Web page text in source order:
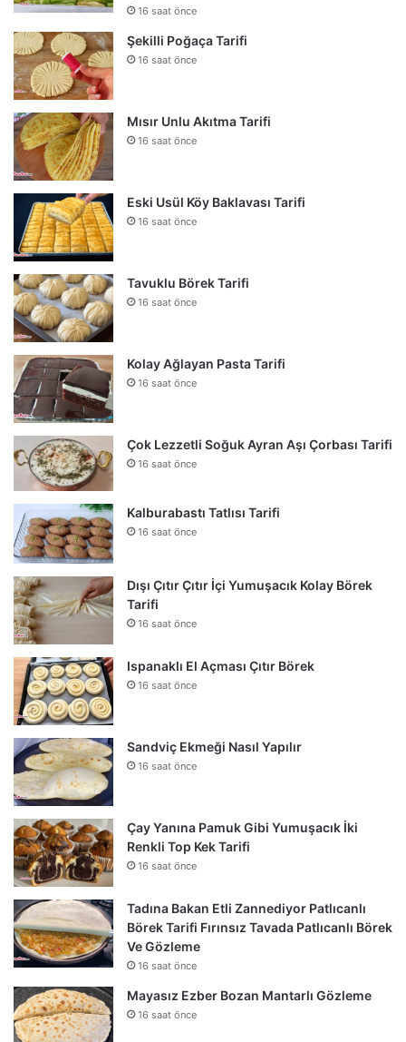
16 saat önce
Şekilli Poğaça Tarifi
16 saat önce
Mısır Unlu Akıtma Tarifi
16 saat önce
Eski Usül Köy Baklavası Tarifi
16 saat önce
Tavuklu Börek Tarifi
16 saat önce
Kolay Ağlayan Pasta Tarifi
16 saat önce
Çok Lezzetli Soğuk Ayran Aşı Çorbası Tarifi
16 saat önce
Kalburabastı Tatlısı Tarifi
16 saat önce
Dışı Çıtır Çıtır İçi Yumuşacık Kolay Börek
Tarifi
16 saat önce
Ispanaklı El Açması Çıtır Börek
16 saat önce
Sandviç Ekmeği Nasıl Yapılır
16 saat önce
Çay Yanına Pamuk Gibi Yumuşacık İki
Renkli Top Kek Tarifi
16 saat önce
Tadına Bakan Etli Zannediyor Patlıcanlı
Börek Tarifi Fırınsız Tavada Patlıcanlı Börek
Ve Gözleme
16 saat önce
Mayasız Ezber Bozan Mantarlı Gözleme
16 saat önce